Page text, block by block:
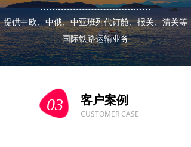
03 客户案例
CUSTOMER CASE
提供中欧、中俄、中亚班列代订舱、报关、清关等
国际铁路运输业务